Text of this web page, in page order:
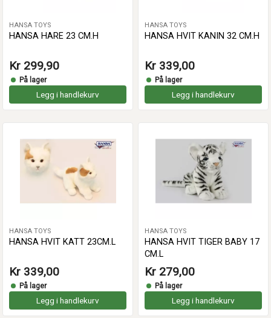
HANSA TOYS
HANSA HARE 23 CM.H
Kr 299,90
På lager
Legg i handlekurv
HANSA TOYS
HANSA HVIT KANIN 32 CM.H
Kr 339,00
På lager
Legg i handlekurv
HANSA TOYS
HANSA HVIT KATT 23CM.L
Kr 339,00
På lager
Legg i handlekurv
HANSA TOYS
HANSA HVIT TIGER BABY 17
CM.L
Kr 279,00
På lager
Legg i handlekurv